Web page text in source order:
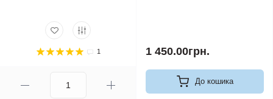
1 1 450.00грн.
До кошика